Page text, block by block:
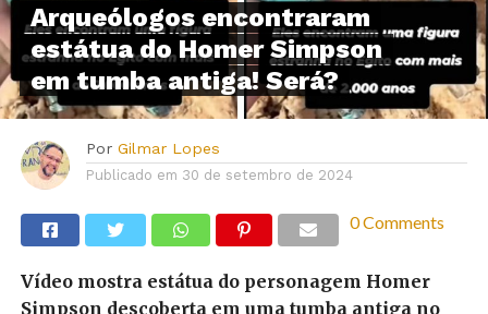
Arqueólogos encontraram
estátua do Homer Simpson
em tumba antiga! Será?
Por Gilmar Lopes
Publicado em 30 de setembro de 2024
0 Comments
Vídeo mostra estátua do personagem Homer
Simpson descoberta em uma tumba antiga no